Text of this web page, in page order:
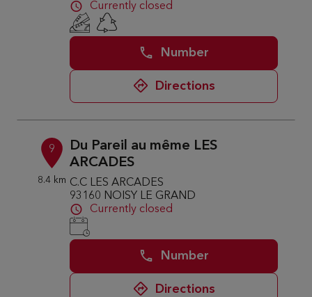
Currently closed
Number
Directions
9
8.4 km
Du Pareil au même LES
ARCADES
C.C LES ARCADES
93160 NOISY LE GRAND
Currently closed
Number
Directions